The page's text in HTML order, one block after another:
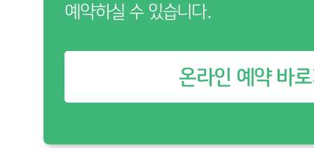
예약하실 수 있습니다.
온라인 예약 바